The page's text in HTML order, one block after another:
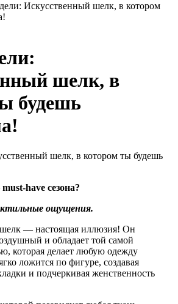
Искусственный шелк, в котором
шелк, в
будешь
have сезона?
ощущения.
— настоящая иллюзия! Он
и обладает той самой
которая делает любую одежду
ложится по фигуре, создавая
и подчеркивая женственность